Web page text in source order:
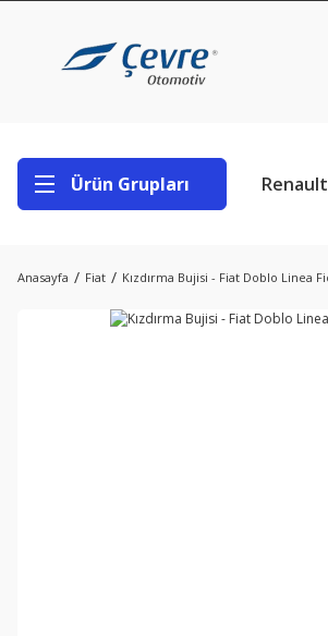
Ürün Grupları Renault
Anasayfa Fiat Kızdırma Bujisi - Fiat Doblo Linea